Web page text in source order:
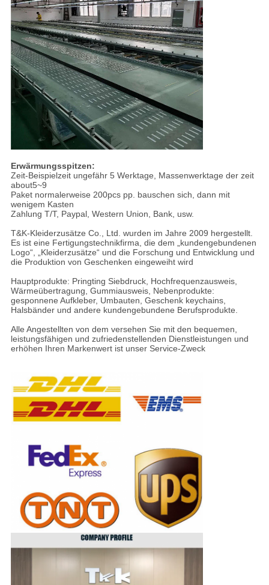
Erwärmungsspitzen:
Zeit-Beispielzeit ungefähr 5 Werktage, Massenwerktage der zeit
about5~9
Paket normalerweise 200pcs pp. bauschen sich, dann mit
wenigem Kasten
Zahlung T/T, Paypal, Western Union, Bank, usw.
T&K-Kleiderzusätze Co., Ltd. wurden im Jahre 2009 hergestellt.
Es ist eine Fertigungstechnikfirma, die dem „kundengebundenen
Logo“, „Kleiderzusätze“ und die Forschung und Entwicklung und
die Produktion von Geschenken eingeweiht wird
Hauptprodukte: Pringting Siebdruck, Hochfrequenzausweis,
Wärmeübertragung, Gummiausweis, Nebenprodukte:
gesponnene Aufkleber, Umbauten, Geschenk keychains,
Halsbänder und andere kundengebundene Berufsprodukte.
Alle Angestellten von dem versehen Sie mit den bequemen,
leistungsfähigen und zufriedenstellenden Dienstleistungen und
erhöhen Ihren Markenwert ist unser Service-Zweck